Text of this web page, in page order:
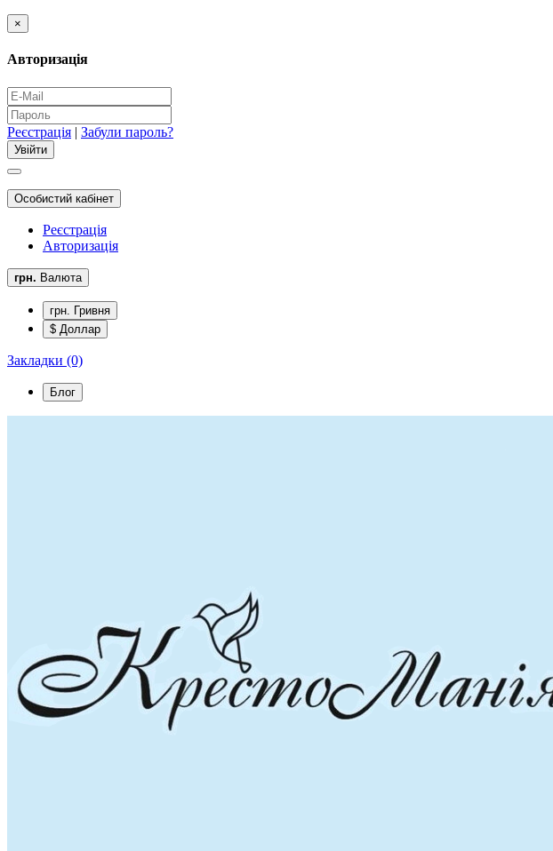
×
Авторизація
Реєстрація | Забули пароль?
Особистий кабінет
Реєстрація
Авторизація
грн. Валюта
грн. Гривня
$ Доллар
Закладки (0)
Блог